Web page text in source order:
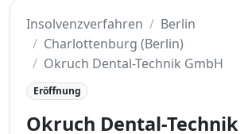
Insolvenzverfahren
Berlin
Charlottenburg (Berlin)
Okruch Dental-Technik GmbH
Eröffnung
Okruch Dental-Technik